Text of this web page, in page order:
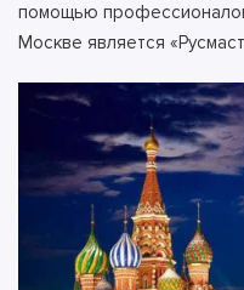
помощью
Москве является